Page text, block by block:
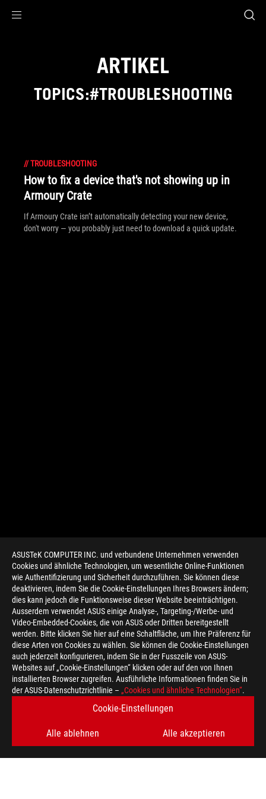
ASUSTeK COMPUTER INC. und verbundene Unternehmen verwenden
Cookies und ähnliche Technologien, um wesentliche Online-Funktionen
wie Authentifizierung und Sicherheit durchzuführen. Sie können diese
deaktivieren, indem Sie die Cookie-Einstellungen Ihres Browsers ändern;
dies kann jedoch die Funktionsweise dieser Website beeinträchtigen.
Ausserdem verwendet ASUS einige Analyse-, Targeting-/Werbe- und
Video-Embedded-Cookies, die von ASUS oder Dritten bereitgestellt
werden. Bitte klicken Sie hier auf eine Schaltfläche, um Ihre Präferenz für
diese Arten von Cookies zu wählen. Sie können die Cookie-Einstellungen
auch jederzeit konfigurieren, indem Sie in der Fusszeile von ASUS-
Websites auf „Cookie-Einstellungen“ klicken oder auf den von Ihnen
installierten Browser zugreifen. Ausführliche Informationen finden Sie in
der ASUS-Datenschutzrichtlinie – „Cookies und ähnliche Technologien“.
Cookie-Einstellungen
Alle ablehnen Alle akzeptieren
ARTIKEL
TOPICS:#TROUBLESHOOTING
//TROUBLESHOOTING
How to fix a device that's not showing up in
Armoury Crate
If Armoury Crate isn’t automatically detecting your new device,
don't worry — you probably just need to download a quick update.
> GAMING TROUBLESHOOTING
ERHALTEN SIE DIE NEUESTEN ANGEBOTE UND MEHR